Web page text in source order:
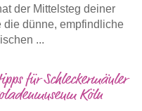
der Mittelsteg deiner
die dünne, empfindliche
...
für Schleckermäuler
Köln